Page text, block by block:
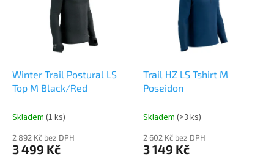
Winter Trail Postural LS
Top M Black/Red
Skladem (1 ks)
2 892 Kč bez DPH
3 499 Kč
Trail HZ LS Tshirt M
Poseidon
Skladem (>3 ks)
2 602 Kč bez DPH
3 149 Kč